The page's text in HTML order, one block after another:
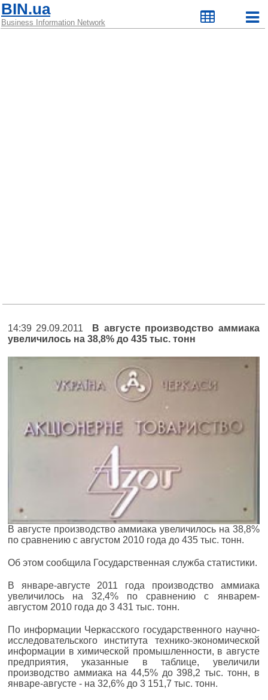
BIN.ua
Business Information Network
14:39 29.09.2011
В августе производство аммиака
увеличилось на 38,8% до 435 тыс. тонн
В августе производство аммиака увеличилось на 38,8%
по сравнению с августом 2010 года до 435 тыс. тонн.
Об этом сообщила Государственная служба статистики.
В январе-августе 2011 года производство аммиака
увеличилось на 32,4% по сравнению с январем-
августом 2010 года до 3 431 тыс. тонн.
По информации Черкасского государственного научно-
исследовательского института технико-экономической
информации в химической промышленности, в августе
предприятия, указанные в таблице, увеличили
производство аммиака на 44,5% до 398,2 тыс. тонн, в
январе-августе - на 32,6% до 3 151,7 тыс. тонн.